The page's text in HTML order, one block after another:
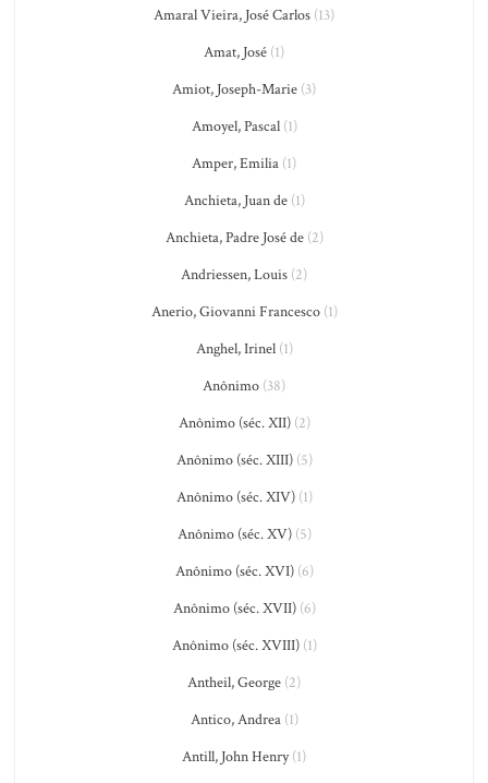
Amaral Vieira, José Carlos (13)
Amat, José (1)
Amiot, Joseph-Marie (3)
Amoyel, Pascal(1)
Amper, Emilia (1)
Anchieta, Juan de(1)
Anchieta, Padre José de(2)
Andriessen, Louis (2)
Anerio, Giovanni Francesco(1)
Anghel, Irinel(1)
Anônimo (38)
Anônimo (séc. XII)(2)
Anônimo (séc. XIII)(5)
Anônimo (séc. XIV)(1)
Anônimo (séc. XV)(5)
Anônimo (séc. XVI)(6)
Anônimo (séc. XVII)(6)
Anônimo (séc. XVIII)(1)
Antheil, George (2)
Antico, Andrea(1)
Antill, John Henry(1)